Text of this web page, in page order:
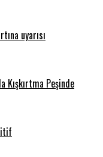
uyarısı
Kışkırtma Peşinde